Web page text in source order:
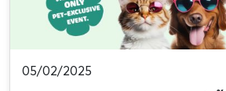
05/02/2025